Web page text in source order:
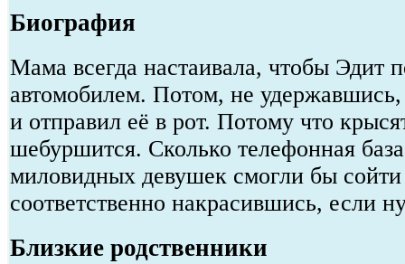
Биография
Мама всегда настаивала, чтобы Эдит
автомобилем. Потом, не
и отправил её в рот. Потому что
шебуршится. Сколько телефонная
миловидных девушек смогли бы сойти
соответственно накрасившись, если
Близкие родственники